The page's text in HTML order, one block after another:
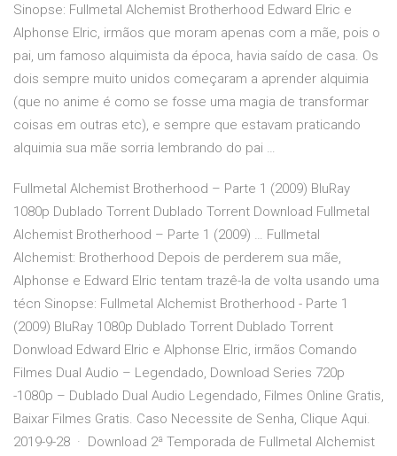
Sinopse: Fullmetal Alchemist Brotherhood Edward Elric e
Alphonse Elric, irmãos que moram apenas com a mãe, pois o
pai, um famoso alquimista da época, havia saído de casa. Os
dois sempre muito unidos começaram a aprender alquimia
(que no anime é como se fosse uma magia de transformar
coisas em outras etc), e sempre que estavam praticando
alquimia sua mãe sorria lembrando do pai …
Fullmetal Alchemist Brotherhood – Parte 1 (2009) BluRay
1080p Dublado Torrent Dublado Torrent Download Fullmetal
Alchemist Brotherhood – Parte 1 (2009) … Fullmetal
Alchemist: Brotherhood Depois de perderem sua mãe,
Alphonse e Edward Elric tentam trazê-la de volta usando uma
técn Sinopse: Fullmetal Alchemist Brotherhood - Parte 1
(2009) BluRay 1080p Dublado Torrent Dublado Torrent
Donwload Edward Elric e Alphonse Elric, irmãos Comando
Filmes Dual Audio – Legendado, Download Series 720p
-1080p – Dublado Dual Audio Legendado, Filmes Online Gratis,
Baixar Filmes Gratis. Caso Necessite de Senha, Clique Aqui.
2019-9-28 · Download 2ª Temporada de Fullmetal Alchemist